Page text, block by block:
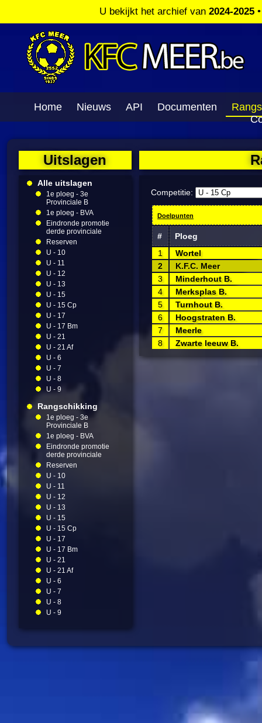
U bekijkt het archief van 2024-2025
Home Nieuws API Documenten
Uitslagen
Alle uitslagen
1e ploeg - 3e
Provinciale B
1e ploeg - BVA
Eindronde promotie
derde provinciale
Reserven
U - 10
U - 11
U - 12
U - 13
U - 15
U - 15 Cp
U - 17
U - 17 Bm
U - 21
U - 21 Af
U - 6
U - 7
U - 8
U - 9
Rangschikking
1e ploeg - 3e
Provinciale B
1e ploeg - BVA
Eindronde promotie
derde provinciale
Reserven
U - 10
U - 11
U - 12
U - 13
U - 15
U - 15 Cp
U - 17
U - 17 Bm
U - 21
U - 21 Af
U - 6
U - 7
U - 8
U - 9
Competitie:
Doelpunten
#
Ploeg
1
Wortel
2
K.F.C. Meer
3
Minderhout B.
4
Merksplas B.
5
Turnhout B.
6
Hoogstraten B.
7
Meerle
8
Zwarte leeuw B.